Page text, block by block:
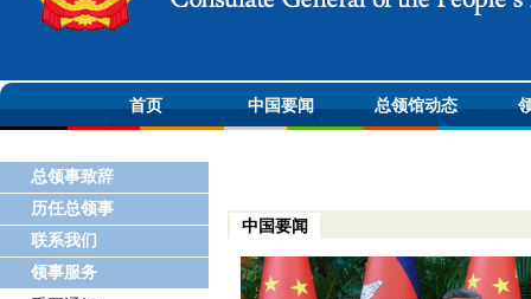
首页 中国要闻 总领馆动态
总领事致辞
历任总领事
联系我们
领事服务
中国要闻